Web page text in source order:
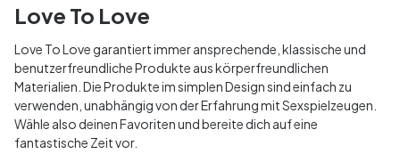
Love To Love
Love To Love garantiert immer ansprechende, klassische und
benutzerfreundliche Produkte aus körperfreundlichen
Materialien. Die Produkte im simplen Design sind einfach zu
verwenden, unabhängig von der Erfahrung mit Sexspielzeugen.
Wähle also deinen Favoriten und bereite dich auf eine
fantastische Zeit vor.